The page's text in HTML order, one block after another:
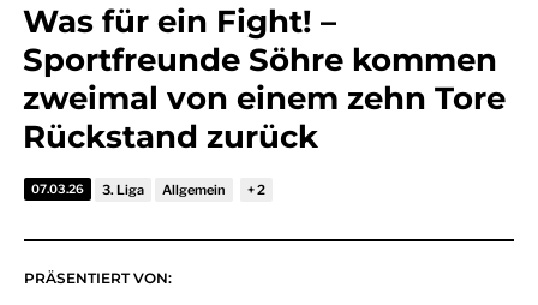
Was für ein Fight! –
Sportfreunde Söhre kommen
zweimal von einem zehn Tore
Rückstand zurück
07.03.26 3. Liga Allgemein
PRÄSENTIERT VON: